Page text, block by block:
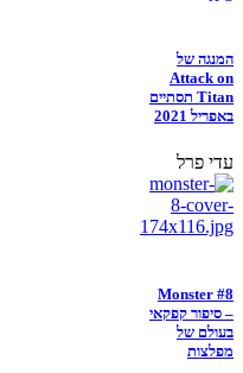
המנגה של
Attack on
Titan תסתיים
באפריל 2021
עדי פרל
Monster #8
– סיפור קפקאי
בעולם של
מפלצות